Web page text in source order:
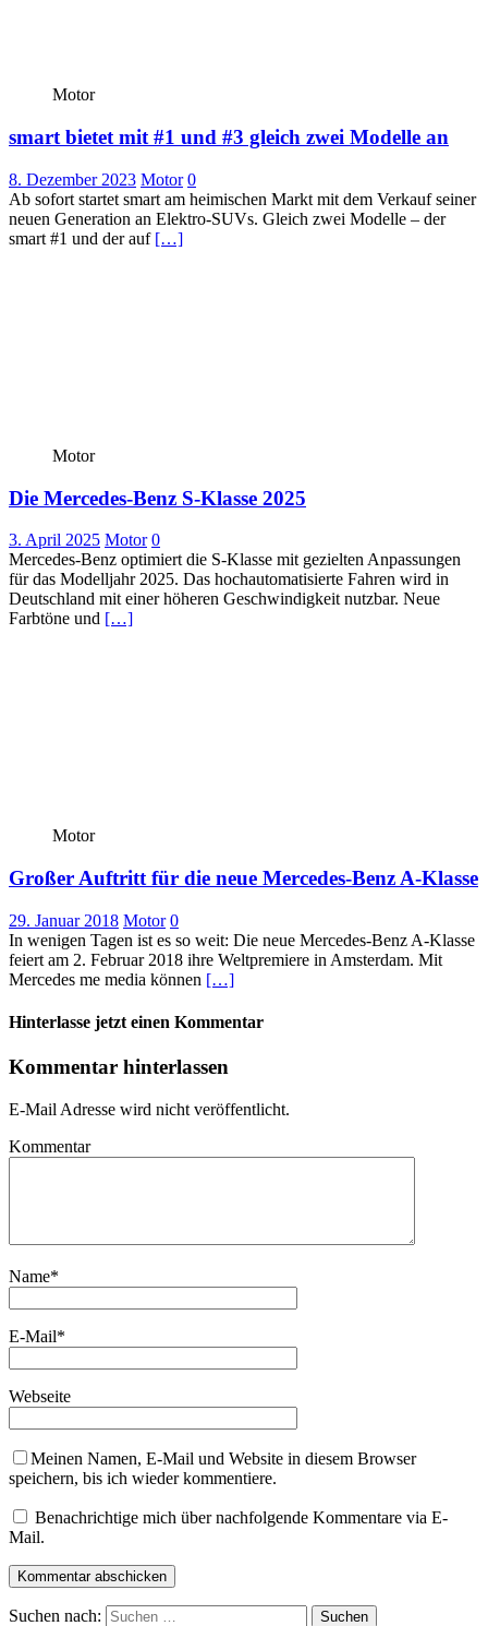
Motor
smart bietet mit #1 und #3 gleich zwei Modelle an
8. Dezember 2023 Motor 0
Ab sofort startet smart am heimischen Markt mit dem Verkauf seiner
neuen Generation an Elektro-SUVs. Gleich zwei Modelle – der
smart #1 und der auf […]
Motor
Die Mercedes-Benz S-Klasse 2025
3. April 2025 Motor 0
Mercedes-Benz optimiert die S-Klasse mit gezielten Anpassungen
für das Modelljahr 2025. Das hochautomatisierte Fahren wird in
Deutschland mit einer höheren Geschwindigkeit nutzbar. Neue
Farbtöne und […]
Motor
Großer Auftritt für die neue Mercedes-Benz A-Klasse
29. Januar 2018 Motor 0
In wenigen Tagen ist es so weit: Die neue Mercedes-Benz A-Klasse
feiert am 2. Februar 2018 ihre Weltpremiere in Amsterdam. Mit
Mercedes me media können […]
Hinterlasse jetzt einen Kommentar
Kommentar hinterlassen
E-Mail Adresse wird nicht veröffentlicht.
Kommentar
Name*
E-Mail*
Webseite
Meinen Namen, E-Mail und Website in diesem Browser
speichern, bis ich wieder kommentiere.
Benachrichtige mich über nachfolgende Kommentare via E-
Mail.
Suchen nach: